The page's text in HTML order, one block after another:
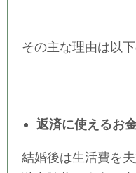
その主な理由は以下
返済に使えるお
結婚後は生活費を